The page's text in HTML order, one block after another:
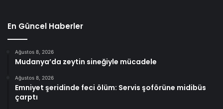
En Güncel Haberler
Ağustos 8, 2026
Mudanya’da zeytin sineğiyle mücadele
Ağustos 8, 2026
Emniyet şeridinde feci ölüm: Servis şoförüne midibüs
çarptı